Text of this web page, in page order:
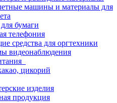
машины и материалы для
бумаги
телефония
средства для оргтехники
видеонаблюдения
цикорий
изделия
продукция